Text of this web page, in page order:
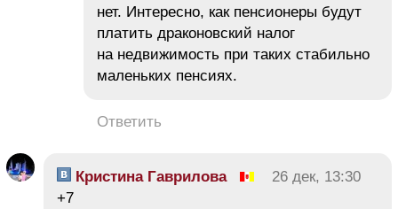
нет. Интересно, как пенсионеры будут
платить драконовский налог
на недвижимость при таких стабильно
маленьких пенсиях.
Ответить
Кристина Гаврилова
26 дек, 13:30
+7